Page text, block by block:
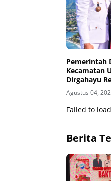
Pemerintah
Kecamatan
Dirgahayu
81
Agustus 04,
Failed to
Berita